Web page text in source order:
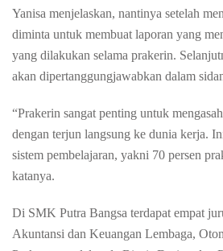
Yanisa menjelaskan, nantinya setelah
diminta untuk membuat laporan yang
yang dilakukan selama prakerin.
akan dipertanggungjawabkan dalam
“Prakerin sangat penting untuk
dengan terjun langsung ke dunia kerja.
sistem pembelajaran, yakni 70 persen
katanya.
Di SMK Putra Bangsa terdapat empat
Akuntansi dan Keuangan Lembaga,